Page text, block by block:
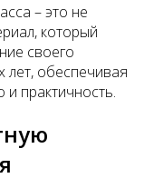
– это не
который
своего
лет, обеспечивая
и практичность.